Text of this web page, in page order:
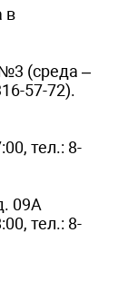
в
(среда –
57-72).
тел.: 8-
09А
тел.: 8-